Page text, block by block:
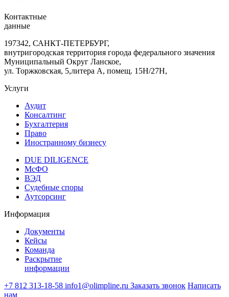
Контактные
данные
197342, САНКТ-ПЕТЕРБУРГ,
внутригородская территория города федерального значения
Муниципальный Округ Ланское,
ул. Торжковская, 5,литера А, помещ. 15Н/27Н,
Услуги
Аудит
Консалтинг
Бухгалтерия
Право
Иностранному бизнесу
DUE DILIGENCE
МсФО
ВЭД
Судебные споры
Аутсорсинг
Информация
Документы
Кейсы
Команда
Раскрытие
информации
+7 812 313-18-58 info1@olimpline.ru Заказать звонок Написать
нам